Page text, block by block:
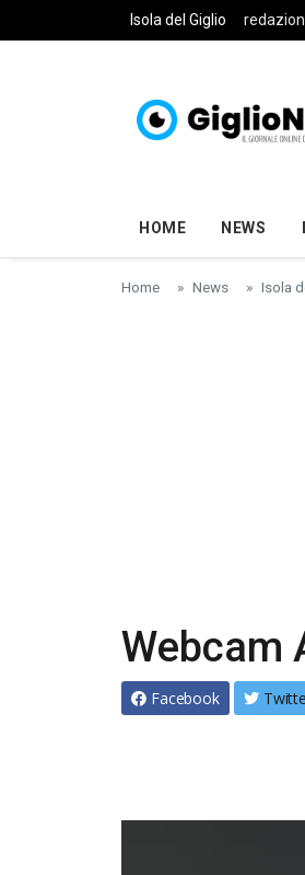
Skip to main content
Isola del Giglio
HOME NEWS
Home News Isola
Webcam
Facebook